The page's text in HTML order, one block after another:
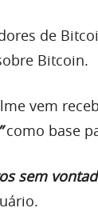
de
Bitcoin.
vem
como base
sem